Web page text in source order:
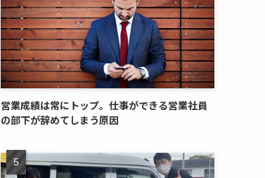
営業成績は常にトップ。仕事ができる営業社員
の部下が辞めてしまう原因